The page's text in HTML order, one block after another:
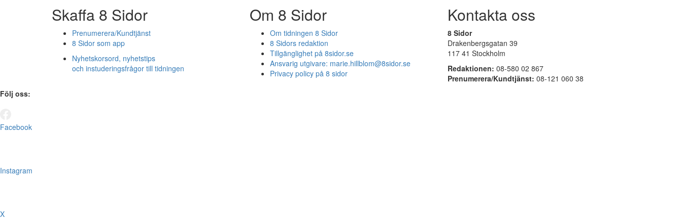
Skaffa 8 Sidor
Prenumerera/Kundtjänst
8 Sidor som app
Nyhetskorsord, nyhetstips
och instuderingsfrågor till tidningen
Om 8 Sidor
Om tidningen 8 Sidor
8 Sidors redaktion
Tillgänglighet på 8sidor.se
Ansvarig utgivare: marie.hillblom@8sidor.se
Privacy policy på 8 sidor
Kontakta oss
8 Sidor
Drakenbergsgatan 39
117 41 Stockholm
Redaktionen: 08-580 02 867
Prenumerera/Kundtjänst: 08-121 060 38
Följ oss:
Facebook
Instagram
X